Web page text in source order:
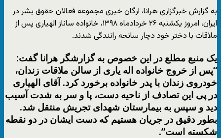
به گزارش خبرگزاری هرانا، ارگان خبری مجموعه فعالان حقوق بشر در
ایران، امروز یکشنبه ۲۶ خردادماه ۱۳۹۸، خانواده ساناز الهیاری پس از
ملاقات با دختر خود دچار سانحه رانندگی شدند.
یک منبع مطلع در این خصوص به گزارشگر هرانا گفت:
“پس از خروج خانواده اله یاری از سالن ملاقات زندان،
خودروی زندان با پدر خانواده برخورد کرد. آقای الهیاری
در پی این تصادف از ناحیه دست، پا و سر به شدت آسیب
دید و سپس به بیمارستان شهدای تجریش منتقل شد.
بطور دقیق در جریان هستیم که دست ایشان در دو نقطه
شکسته است”.